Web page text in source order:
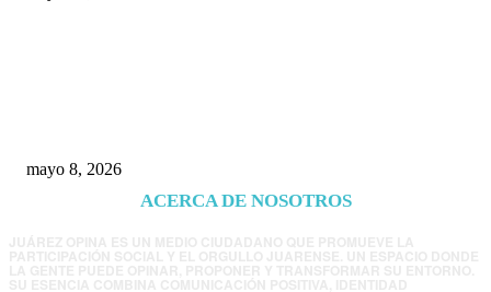
mayo 8, 2026
ACERCA DE NOSOTROS